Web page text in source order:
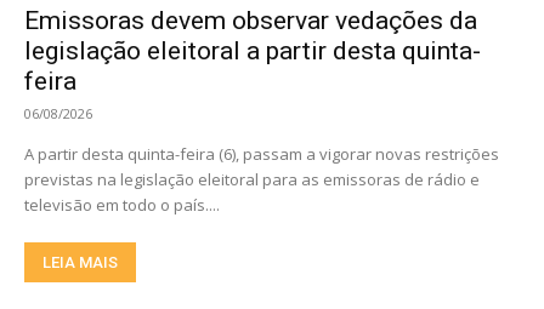
Emissoras devem observar vedações da
legislação eleitoral a partir desta quinta-
feira
06/08/2026
A partir desta quinta-feira (6), passam a vigorar novas restrições
previstas na legislação eleitoral para as emissoras de rádio e
televisão em todo o país....
LEIA MAIS